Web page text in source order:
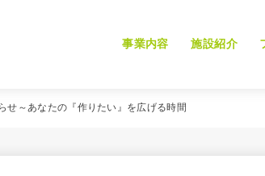
事業内容 施設紹介
～あなたの『作りたい』を広げる時間